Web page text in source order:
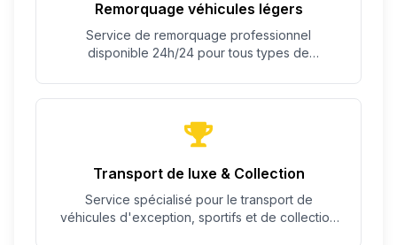
Remorquage véhicules légers
Service de remorquage professionnel
disponible 24h/24 pour tous types de
Transport de luxe & Collection
Service spécialisé pour le transport de
véhicules d'exception, sportifs et de collection